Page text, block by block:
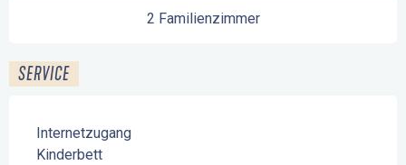
2 Familienzimmer
SERVICE
Internetzugang
Kinderbett